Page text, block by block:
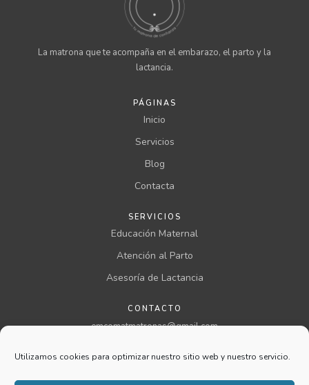
Utilizamos cookies para optimizar nuestro sitio web y nuestro servicio.
La matrona que te acompaña en el embarazo, el parto y la
lactancia.
PÁGINAS
Inicio
Servicios
Blog
Contacta
SERVICIOS
Educación Maternal
Atención al Parto
Asesoría de Lactancia
CONTACTO
emcomatmatronas@gmail.com
@comatmatronas